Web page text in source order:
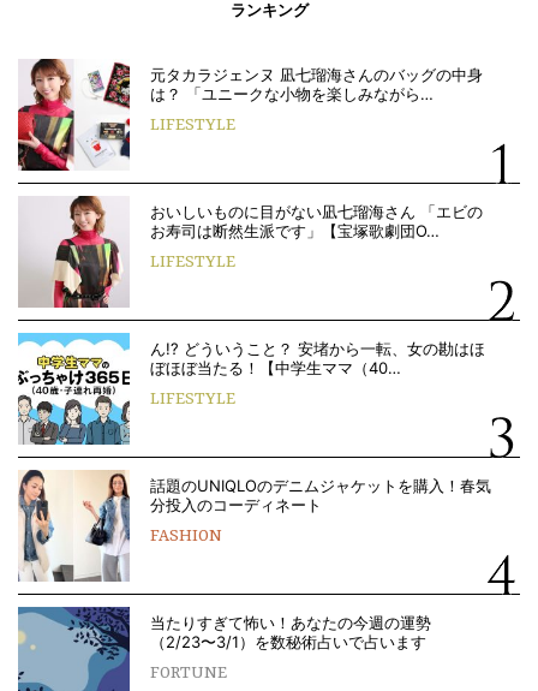
ランキング
元タカラジェンヌ 凪七瑠海さんのバッグの中身
は？ 「ユニークな小物を楽しみながら…
LIFESTYLE
おいしいものに目がない凪七瑠海さん 「エビの
お寿司は断然生派です」【宝塚歌劇団O…
LIFESTYLE
ん!? どういうこと？ 安堵から一転、女の勘はほ
ぼほぼ当たる！【中学生ママ（40…
LIFESTYLE
話題のUNIQLOのデニムジャケットを購入！春気
分投入のコーディネート
FASHION
当たりすぎて怖い！あなたの今週の運勢
（2/23〜3/1）を数秘術占いで占います
FORTUNE